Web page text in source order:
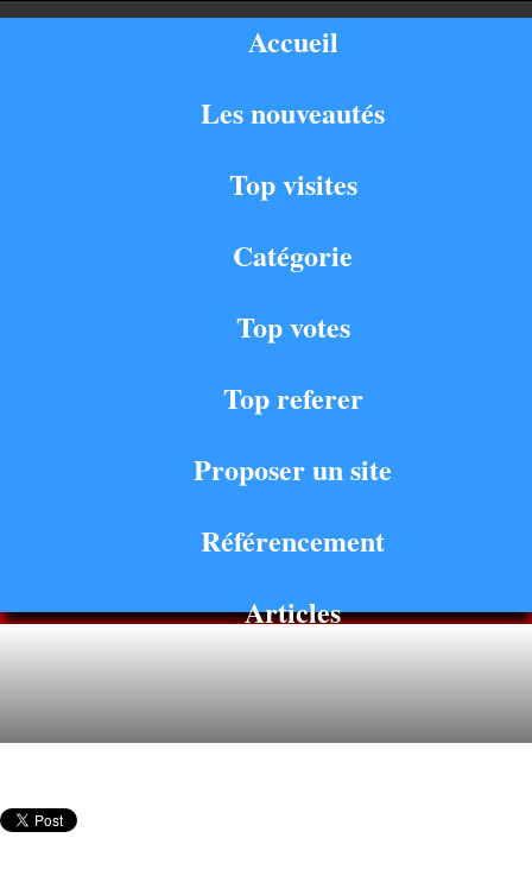
Accueil
Les nouveautés
Top visites
Catégorie
Top votes
Top referer
Proposer un site
Référencement
Articles